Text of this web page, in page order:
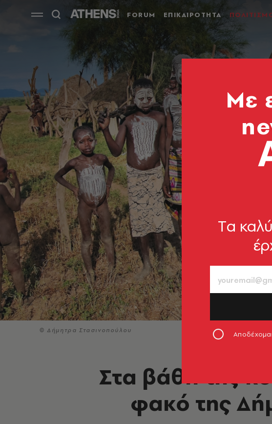
FORUM ΕΠΙΚΑΙΡΟΤΗΤΑ
© Δήμητρα Στασινοπούλου
Στα βάθη της
φακό της
Mε
Tα